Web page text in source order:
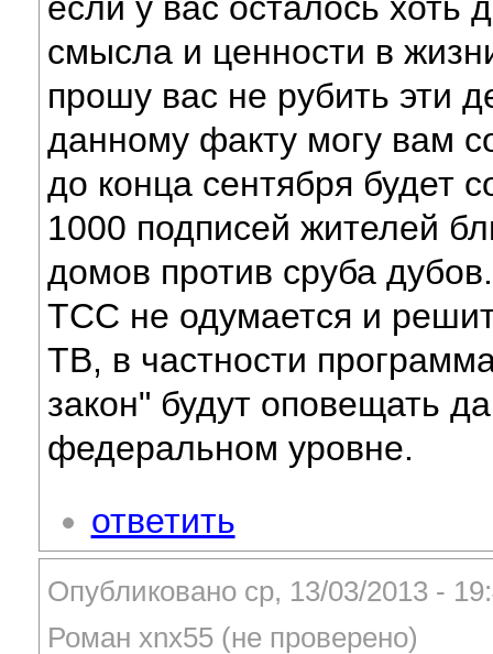
смысла и ценности в
прошу вас не рубить эти
данному факту могу вам
до конца сентября будет
1000 подписей жителей
домов против сруба
ТСС не одумается и
ТВ, в частности
закон" будут оповещать
федеральном уровне.
ответить
Опубликовано ср, 13/03/2013 -
Роман xnx55 (не проверено)